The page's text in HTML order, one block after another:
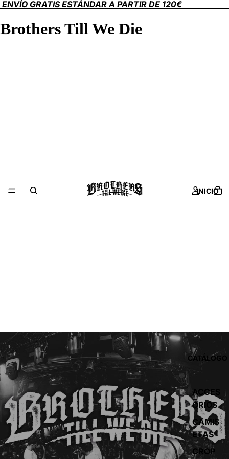
ENVÍO GRATIS ESTÁNDAR A PARTIR DE 120€
Brothers Till We Die
INICIO
CATÁLOGO
ACCES
ORIOS
CAMIS
ETAS
CROP